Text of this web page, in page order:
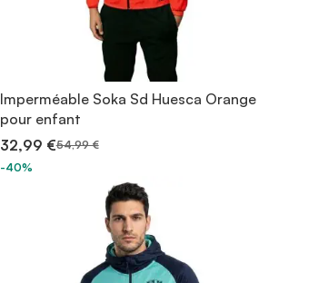
Imperméable Soka Sd Huesca Orange
pour enfant
32,99 €54,99 €
-40%